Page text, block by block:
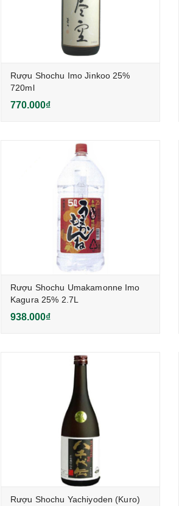
Rượu Shochu Imo Jinkoo 25%
720ml
770.000₫
Rượu Shochu Umakamonne Imo
Kagura 25% 2.7L
938.000₫
Rượu Shochu Yachiyoden (Kuro)